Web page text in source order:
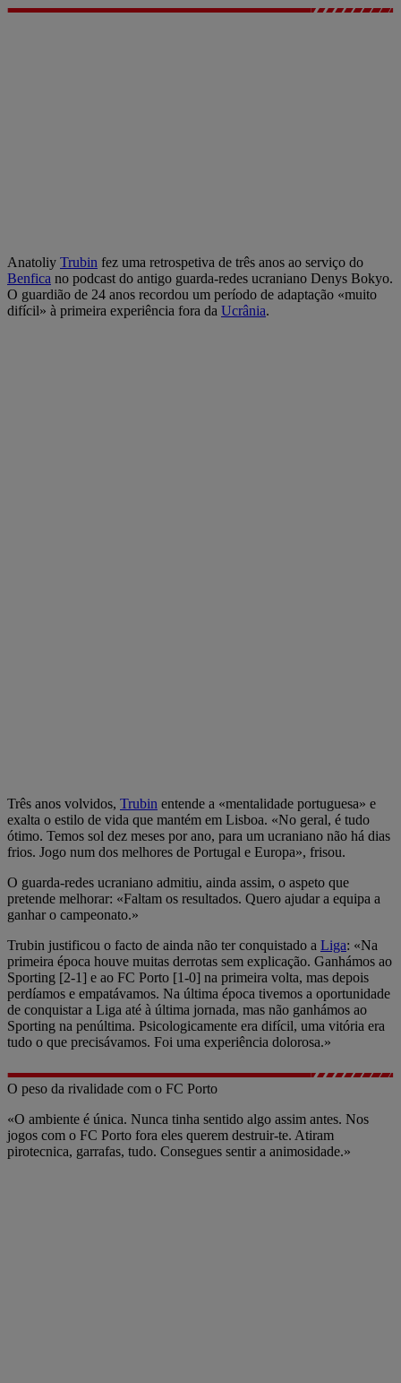
Anatoliy Trubin fez uma retrospetiva de três anos ao serviço do
Benfica no podcast do antigo guarda-redes ucraniano Denys Bokyo.
O guardião de 24 anos recordou um período de adaptação «muito
difícil» à primeira experiência fora da Ucrânia.
Três anos volvidos, Trubin entende a «mentalidade portuguesa» e
exalta o estilo de vida que mantém em Lisboa. «No geral, é tudo
ótimo. Temos sol dez meses por ano, para um ucraniano não há dias
frios. Jogo num dos melhores de Portugal e Europa», frisou.
O guarda-redes ucraniano admitiu, ainda assim, o aspeto que
pretende melhorar: «Faltam os resultados. Quero ajudar a equipa a
ganhar o campeonato.»
Trubin justificou o facto de ainda não ter conquistado a Liga: «Na
primeira época houve muitas derrotas sem explicação. Ganhámos ao
Sporting [2-1] e ao FC Porto [1-0] na primeira volta, mas depois
perdíamos e empatávamos. Na última época tivemos a oportunidade
de conquistar a Liga até à última jornada, mas não ganhámos ao
Sporting na penúltima. Psicologicamente era difícil, uma vitória era
tudo o que precisávamos. Foi uma experiência dolorosa.»
O peso da rivalidade com o FC Porto
«O ambiente é única. Nunca tinha sentido algo assim antes. Nos
jogos com o FC Porto fora eles querem destruir-te. Atiram
pirotecnica, garrafas, tudo. Consegues sentir a animosidade.»